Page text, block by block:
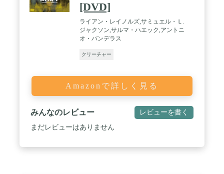
[DVD]
ライアン・レイノルズ,サミュエル・Ｌ.
ジャクソン,サルマ・ハエック,アントニ
オ・バンデラス
クリーチャー
Amazonで詳しく見る
みんなのレビュー レビューを書く
まだレビューはありません